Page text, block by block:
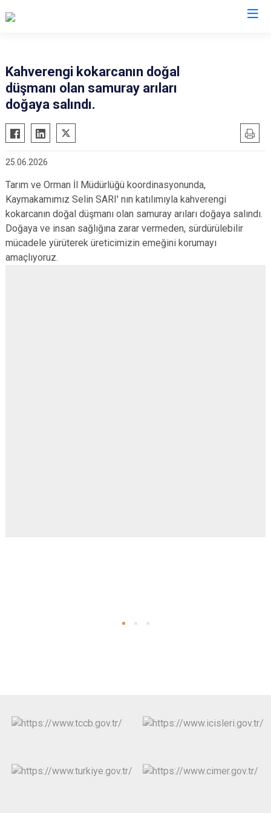
Alucra
Bulancak
Çamoluk
Doğankent
Espiye
Eynesil
Görele
Tirebolu
Yağlıdere
Kahverengi kokarcanın doğal
düşmanı olan samuray arıları
doğaya salındı.
25.06.2026
Tarım ve Orman İl Müdürlüğü koordinasyonunda,
Kaymakamımız Selin SARI' nın katılımıyla kahverengi
kokarcanın doğal düşmanı olan samuray arıları doğaya salındı.
Doğaya ve insan sağlığına zarar vermeden, sürdürülebilir
mücadele yürüterek üreticimizin emeğini korumayı
amaçlıyoruz.